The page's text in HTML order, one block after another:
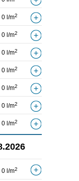
0 l/m2
0 l/m2
0 l/m2
0 l/m2
0 l/m2
0 l/m2
0 l/m2
0 l/m2